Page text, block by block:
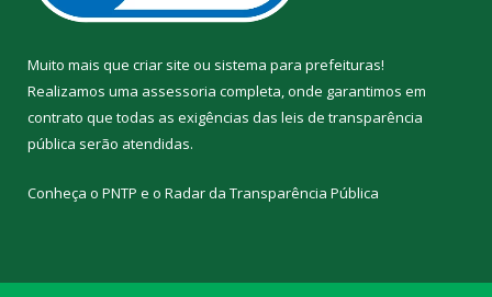
Muito mais que criar site ou sistema para prefeituras!
Realizamos uma assessoria completa, onde garantimos em
contrato que todas as exigências das leis de transparência
pública serão atendidas.
Conheça o PNTP e o Radar da Transparência Pública